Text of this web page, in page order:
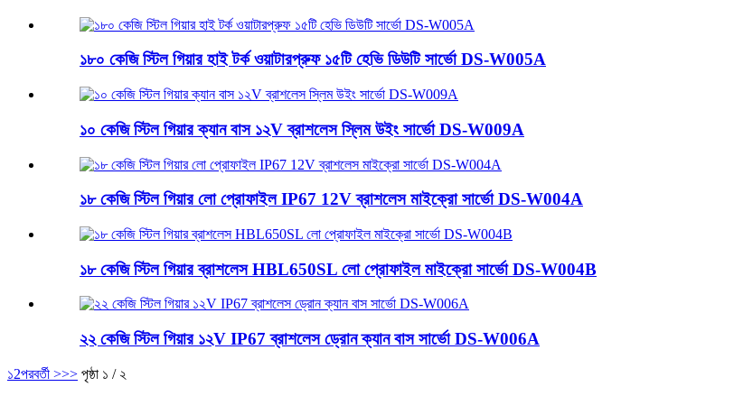
১৮০ কেজি স্টিল গিয়ার হাই টর্ক ওয়াটারপ্রুফ ১৫টি হেভি ডিউটি ​​সার্ভো DS-W005A
১০ কেজি স্টিল গিয়ার ক্যান বাস ১২V ব্রাশলেস স্লিম উইং সার্ভো DS-W009A
১৮ কেজি স্টিল গিয়ার লো প্রোফাইল IP67 12V ব্রাশলেস মাইক্রো সার্ভো DS-W004A
১৮ কেজি স্টিল গিয়ার ব্রাশলেস HBL650SL লো প্রোফাইল মাইক্রো সার্ভো DS-W004B
২২ কেজি স্টিল গিয়ার ১২V IP67 ব্রাশলেস ড্রোন ক্যান বাস সার্ভো DS-W006A
১2পরবর্তী >>> পৃষ্ঠা ১ / ২